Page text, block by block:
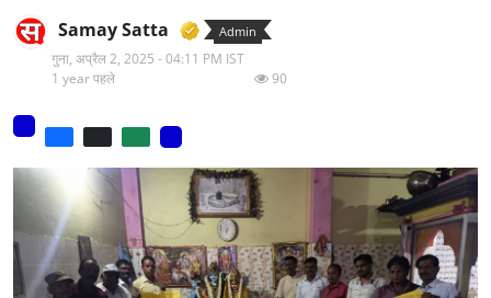
नौकरी
टिप्पणी - एक नया लेख
हिन्दी
Samay Satta Admin
गुना, अप्रैल 2, 2025 - 04:11 PM IST
1 year पहले
90